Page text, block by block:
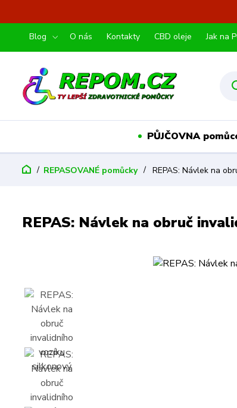
Blog O nás Kontakty CBD oleje Jak na
PŮJČOVNA
REPASOVANÉ pomůcky REPAS: Návlek na
REPAS: Návlek na obruč